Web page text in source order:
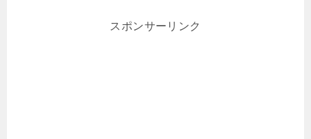
スポンサーリンク